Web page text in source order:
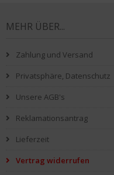
MEHR ÜBER...
Zahlung und Versand
Privatsphäre, Datenschutz
Unsere AGB's
Reklamationsantrag
Lieferzeit
Vertrag widerrufen